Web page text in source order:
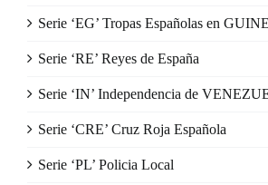
Serie ‘EG’ Tropas Españolas en
Serie ‘RE’ Reyes de España
Serie ‘IN’ Independencia de
Serie ‘CRE’ Cruz Roja Española
Serie ‘PL’ Policia Local